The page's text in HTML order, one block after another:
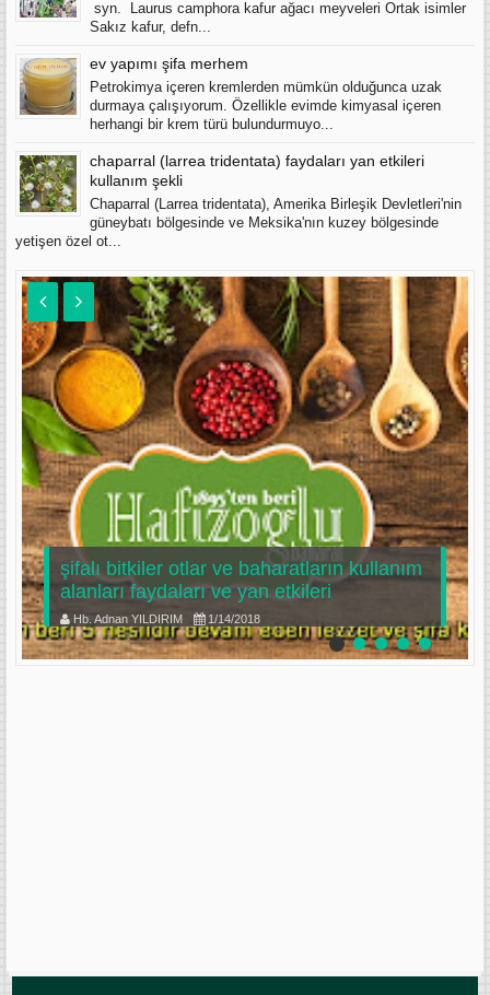
syn. Laurus camphora kafur ağacı meyveleri Ortak isimler
Sakız kafur, defn...
ev yapımı şifa merhem
Petrokimya içeren kremlerden mümkün olduğunca uzak
durmaya çalışıyorum. Özellikle evimde kimyasal içeren
herhangi bir krem türü bulundurmuyo...
chaparral (larrea tridentata) faydaları yan etkileri
kullanım şekli
Chaparral (Larrea tridentata), Amerika Birleşik Devletleri'nin
güneybatı bölgesinde ve Meksika'nın kuzey bölgesinde
yetişen özel ot...
şifalı bitkiler otlar ve baharatların kullanım
alanları faydaları ve yan etkileri
Hb. Adnan YILDIRIM 1/14/2018